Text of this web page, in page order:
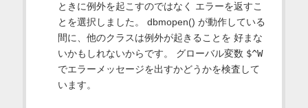
ときに例外を起こすのではなく エラーを返すこ
とを選択しました。 dbmopen() が動作している
間に、他のクラスは例外が起きることを 好まな
いかもしれないからです。 グローバル変数 $^W
でエラーメッセージを出すかどうかを検査して
います。